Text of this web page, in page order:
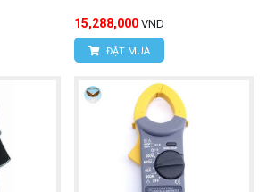
15,288,000 VND
ĐẶT MUA